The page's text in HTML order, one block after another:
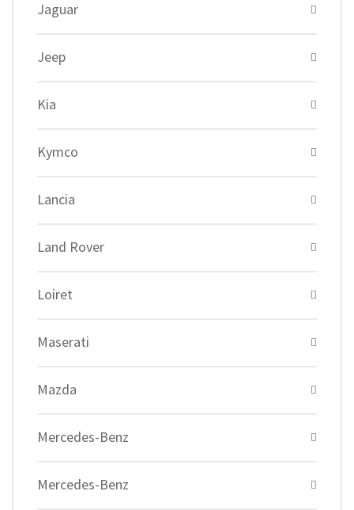
Jaguar
Jeep
Kia
Kymco
Lancia
Land Rover
Loiret
Maserati
Mazda
Mercedes-Benz
Mercedes-Benz